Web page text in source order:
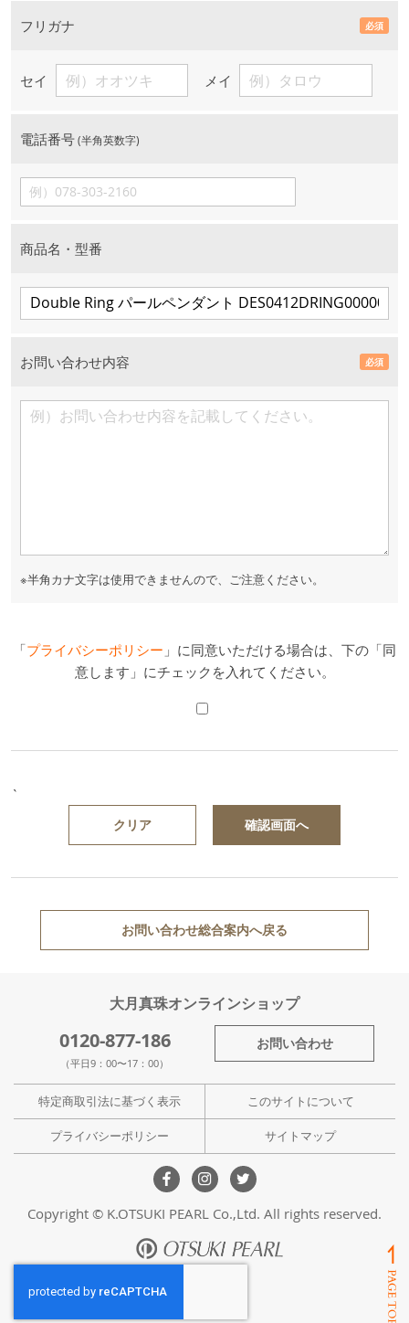
フリガナ 必須
セイ メイ
電話番号(半角英数字)
商品名・型番
お問い合わせ内容 必須
※半角カナ文字は使用できませんので、ご注意ください。
「プライバシーポリシー 」に同意いただける場合は、下の「同
意します」にチェックを入れてください。
`
お問い合わせ総合案内へ戻る
大月真珠オンラインショップ
0120-877-186
（平日9：00〜17：00）
お問い合わせ
特定商取引法に基づく表示 このサイトについて
プライバシーポリシー サイトマップ
Copyright © K.OTSUKI PEARL Co.,Ltd. All rights reserved.